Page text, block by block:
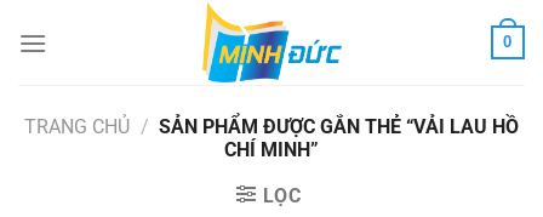
đến
0
TRANG CHỦ / SẢN PHẨM ĐƯỢC GẮN THẺ “VẢI LAU HỒ
CHÍ MINH”
LỌC